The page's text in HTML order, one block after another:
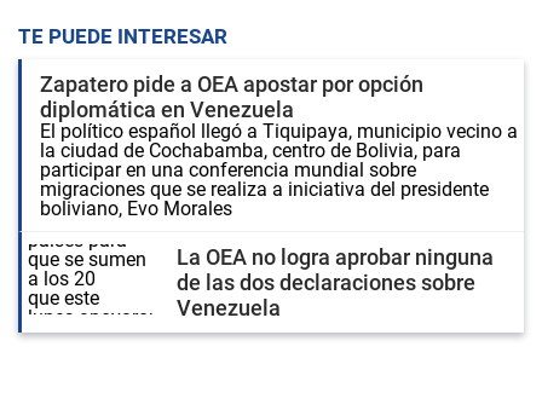
TE PUEDE INTERESAR
Zapatero pide a OEA apostar por opción
diplomática en Venezuela
El político español llegó a Tiquipaya, municipio vecino a
la ciudad de Cochabamba, centro de Bolivia, para
participar en una conferencia mundial sobre
migraciones que se realiza a iniciativa del presidente
boliviano, Evo Morales
La OEA no logra aprobar ninguna
de las dos declaraciones sobre
Venezuela